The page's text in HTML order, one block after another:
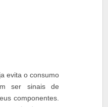
evita o consumo
ser sinais de
componentes.